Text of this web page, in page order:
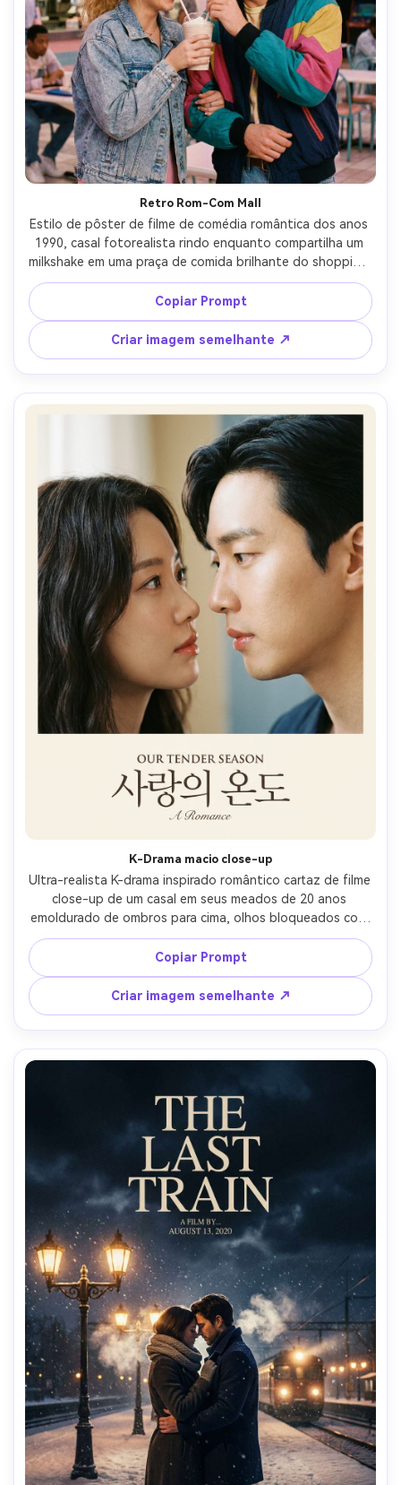
Retro Rom-Com Mall
Estilo de pôster de filme de comédia romântica dos anos
1990, casal fotorealista rindo enquanto compartilha um
milkshake em uma praça de comida brilhante do shopping,
sinalização colorida de néon e pastel, pose lúdica com
braços ligados, ela usa uma jaqueta jeans e rabo de
cavalo scrunchie, ele usa uma jaqueta bomber vintage,
olhar flash de alta chave, foco nítido e nítido, gradiente
de fundo limpo para texto de título grande, halação sutil,
sensação de cor Kodak Portra, tirado em lente de 35mm,
composição polida de pôster de estúdio, iluminação
cinematográfica suave-AR 4:5
Copiar Prompt
Criar imagem semelhante ↗
K-Drama macio close-up
Ultra-realista K-drama inspirado romântico cartaz de filme
close-up de um casal em seus meados de 20 anos
emoldurado de ombros para cima, olhos bloqueados com
ternura intensa, luz de janela suave com destaques
cremosos, fundo mínimo com gradiente suave para o
espaço do título, maquiagem natural, lábios brilhantes,
cabelo elegante, textura de pele suave e poros realistas,
disparado em 85mm f/1.4, profundidade de campo rasa,
grão de filme sutil, classificação de cores de cartaz
cinematográfico premium-AR 4:5
Copiar Prompt
Criar imagem semelhante ↗